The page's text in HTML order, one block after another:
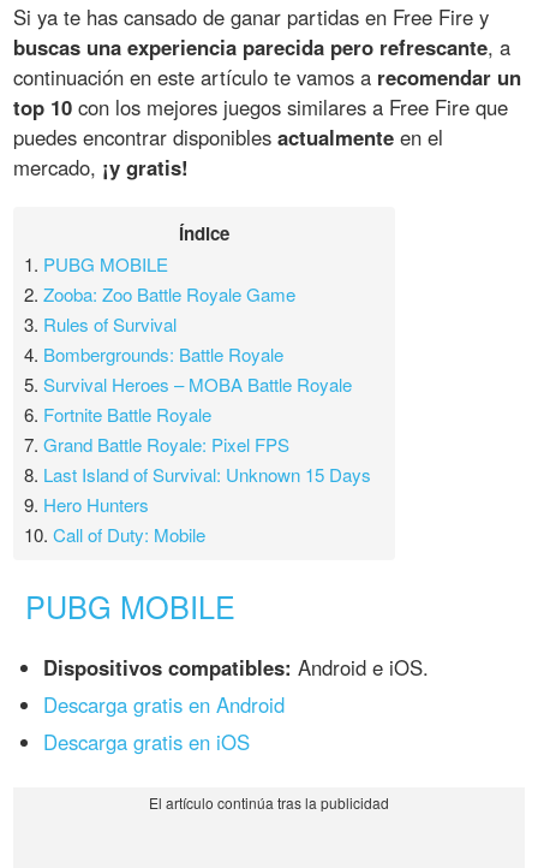
Si ya te has cansado de ganar partidas en Free Fire y
buscas una experiencia parecida pero refrescante, a
continuación en este artículo te vamos a recomendar un
top 10 con los mejores juegos similares a Free Fire que
puedes encontrar disponiblesactualmente en el
mercado, ¡y gratis!
Índice
1. PUBG MOBILE
2.Zooba: Zoo Battle Royale Game
3. Rules of Survival
4. Bombergrounds: Battle Royale
5.Survival Heroes – MOBA Battle Royale
6. Fortnite Battle Royale
7.Grand Battle Royale: Pixel FPS
8. Last Island of Survival: Unknown 15 Days
9. Hero Hunters
10.Call of Duty: Mobile
PUBG MOBILE
Dispositivos compatibles: Android e iOS.
Descarga gratis en Android
Descarga gratis en iOS